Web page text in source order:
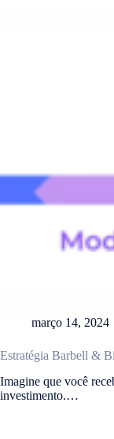
março 14, 2024
Estratégia Barbell &
Imagine que você
investimento.…